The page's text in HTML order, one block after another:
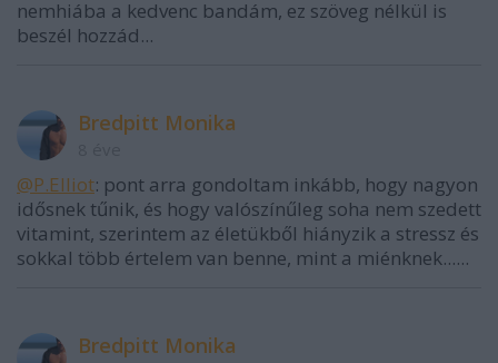
nemhiába a kedvenc bandám, ez szöveg nélkül is
beszél hozzád...
Bredpitt Monika
@P.Elliot: pont arra gondoltam inkább, hogy nagyon
idősnek tűnik, és hogy valószínűleg soha nem szedett
vitamint, szerintem az életükből hiányzik a stressz és
sokkal több értelem van benne, mint a miénknek......
Bredpitt Monika